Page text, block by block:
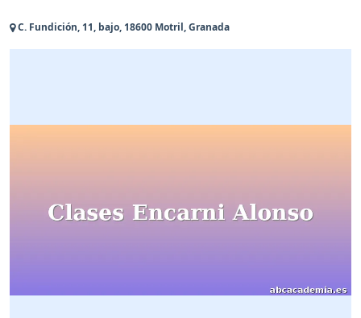
C. Fundición, 11, bajo, 18600 Motril, Granada